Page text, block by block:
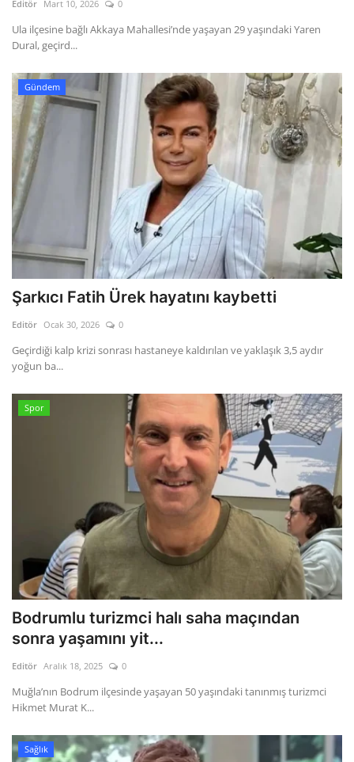
Editör Mart 10, 2026 0
Ula ilçesine bağlı Akkaya Mahallesi’nde yaşayan 29 yaşındaki Yaren
Dural, geçird...
Gündem
Şarkıcı Fatih Ürek hayatını kaybetti
Editör Ocak 30, 2026 0
Geçirdiği kalp krizi sonrası hastaneye kaldırılan ve yaklaşık 3,5 aydır
yoğun ba...
Spor
Bodrumlu turizmci halı saha maçından
sonra yaşamını yit...
Editör Aralık 18, 2025 0
Muğla’nın Bodrum ilçesinde yaşayan 50 yaşındaki tanınmış turizmci
Hikmet Murat K...
Sağlık